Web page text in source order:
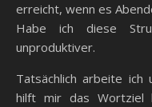
erreicht, wenn es
Habe ich diese
unproduktiver.
Tatsächlich arbeite ich
hilft mir das Wortziel